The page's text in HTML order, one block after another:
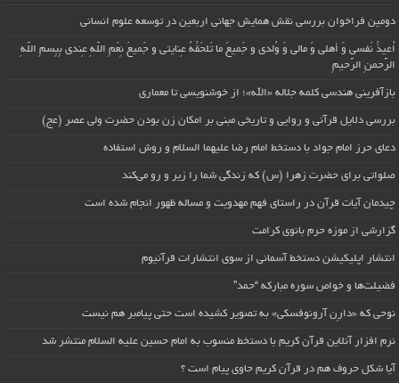
دومین فراخوان بررسی نقش همایش جهانی اربعین در توسعه علوم انسانی
اُعیذُ نَفسی وَ أهلی وَ مالی وَ وُلدی و جَمیعَ ما تَلحَقُهُ عِنایتی و جَمیعَ نِعَمِ اللّهِ عِندی بِبِسمِ اللّهِ
الرَّحمنِ الرَّحیمِ
بازآفرینی هندسی کلمه جلاله «الله»؛ از خوشنویسی تا معماری
بررسی دلایل قرآنی و روایی و تاریخی مبنی بر امکان زن بودن حضرت ولی عصر (عج)
دعای حرز امام جواد با دستخط امام رضا علیهما السلام و روش استفاده
صلواتی برای حضرت زهرا (س) که زندگی شما را زیر و رو می‌کند
چیدمان آیات قرآن در راستای فهم مهدویت و مساله ظهور انجام شده است
گزارشی از موزه حرم بانوی کرامت
انتشار اپلیکیشن دستخط آسمانی از سوی انتشارات قرآنیوم
فضیلت‌ها و خواص سوره مبارکه “حمد”
نوحی که «دارِن آرونوفسکی» به تصویر کشیده است حتی پیامبر هم نیست
نرم افزار آنلاین قرآن کریم با دستخط منسوب به امام حسین علیه السلام منتشر شد
آیا شکل حروف هم در قرآن کریم حاوی پیام است ؟